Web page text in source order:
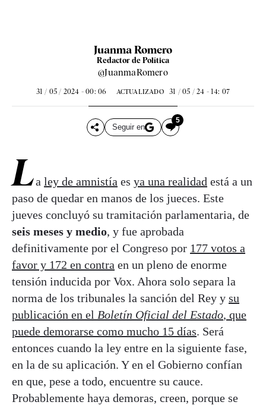
Juanma Romero
Redactor de Política
@JuanmaRomero
31 / 05 / 2024 - 00: 06 ACTUALIZADO 31 / 05 / 24 - 14: 07
Seguir en
5
La ley de amnistía es ya una realidad está a un
paso de quedar en manos de los jueces. Este
jueves concluyó su tramitación parlamentaria, de
seis meses y medio, y fue aprobada
definitivamente por el Congreso por 177 votos a
favor y 172 en contra en un pleno de enorme
tensión inducida por Vox. Ahora solo separa la
norma de los tribunales la sanción del Rey y su
publicación en el Boletín Oficial del Estado, que
puede demorarse como mucho 15 días. Será
entonces cuando la ley entre en la siguiente fase,
en la de su aplicación. Y en el Gobierno confían
en que, pese a todo, encuentre su cauce.
Probablemente haya demoras, creen, porque se